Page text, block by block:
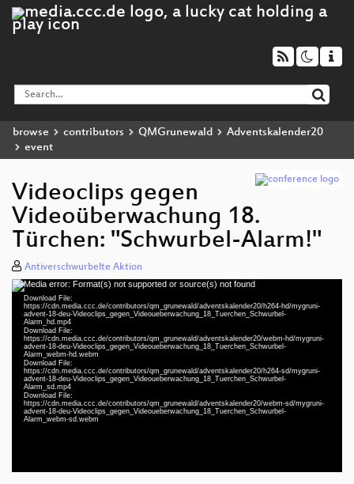
browse contributors QMGrunewald
Adventskalender20
event
Videoclips gegen
Videoüberwachung 18.
Türchen: "Schwurbel-Alarm!"
Antiverschwurbelte Aktion
Video
Player
Media error: Format(s) not supported or source(s) not found
Download File:
https://cdn.media.ccc.de/contributors/qm_grunewald/adventskalender20/h264-hd/mygruni-
advent-18-deu-Videoclips_gegen_Videoueberwachung_18_Tuerchen_Schwurbel-
Alarm_hd.mp4
Download File:
https://cdn.media.ccc.de/contributors/qm_grunewald/adventskalender20/webm-hd/mygruni-
advent-18-deu-Videoclips_gegen_Videoueberwachung_18_Tuerchen_Schwurbel-
Alarm_webm-hd.webm
Download File:
https://cdn.media.ccc.de/contributors/qm_grunewald/adventskalender20/h264-sd/mygruni-
advent-18-deu-Videoclips_gegen_Videoueberwachung_18_Tuerchen_Schwurbel-
Alarm_sd.mp4
Download File:
https://cdn.media.ccc.de/contributors/qm_grunewald/adventskalender20/webm-sd/mygruni-
advent-18-deu-Videoclips_gegen_Videoueberwachung_18_Tuerchen_Schwurbel-
Alarm_webm-sd.webm
deu 1080p (webm)
deu 576p (mp4)